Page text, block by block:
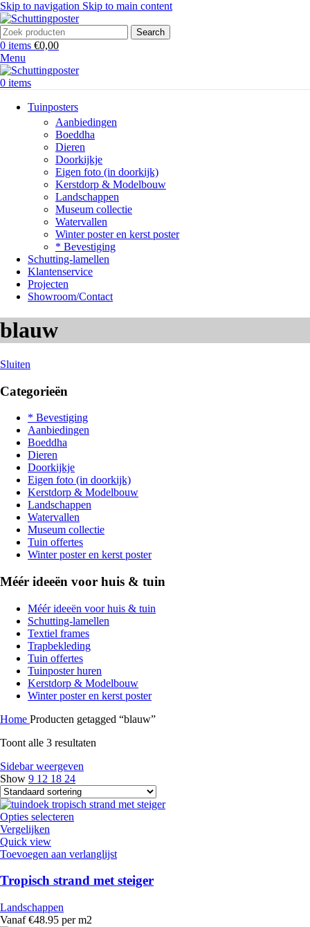
Skip to navigation Skip to main content
Search
0 items €0,00
Menu
0 items
Tuinposters
Aanbiedingen
Boeddha
Dieren
Doorkijkje
Eigen foto (in doorkijk)
Kerstdorp & Modelbouw
Landschappen
Museum collectie
Watervallen
Winter poster en kerst poster
* Bevestiging
Schutting-lamellen
Klantenservice
Projecten
Showroom/Contact
blauw
Sluiten
Categorieën
* Bevestiging
Aanbiedingen
Boeddha
Dieren
Doorkijkje
Eigen foto (in doorkijk)
Kerstdorp & Modelbouw
Landschappen
Watervallen
Museum collectie
Tuin offertes
Winter poster en kerst poster
Méér ideeën voor huis & tuin
Méér ideeën voor huis & tuin
Schutting-lamellen
Textiel frames
Trapbekleding
Tuin offertes
Tuinposter huren
Kerstdorp & Modelbouw
Winter poster en kerst poster
Home Producten getagged “blauw”
Toont alle 3 resultaten
Sidebar weergeven
Show 9 12 18 24
Opties selecteren
Vergelijken
Quick view
Toevoegen aan verlanglijst
Tropisch strand met steiger
Landschappen
Vanaf €48.95 per m2